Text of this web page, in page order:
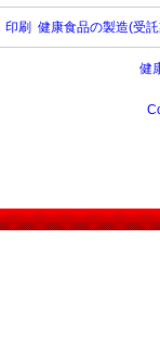
印刷 健康食品の製造(受
健